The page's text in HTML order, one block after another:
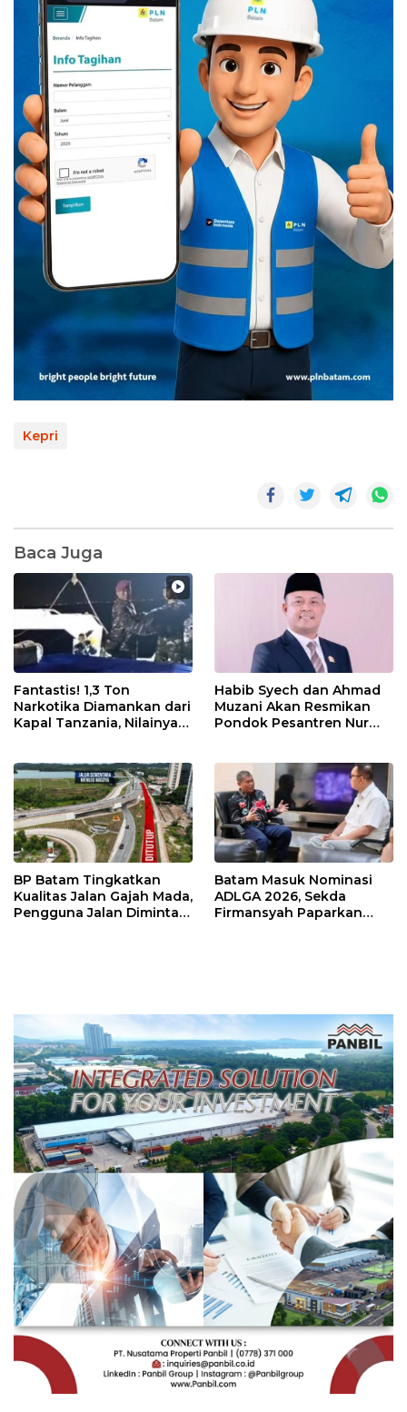
Kepri
Baca Juga
Fantastis! 1,3 Ton
Narkotika Diamankan dari
Kapal Tanzania, Nilainya
Habib Syech dan Ahmad
Muzani Akan Resmikan
Pondok Pesantren Nur
BP Batam Tingkatkan
Kualitas Jalan Gajah Mada,
Pengguna Jalan Diminta
Batam Masuk Nominasi
ADLGA 2026, Sekda
Firmansyah Paparkan